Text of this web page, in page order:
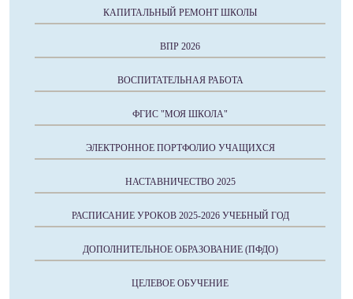
КАПИТАЛЬНЫЙ РЕМОНТ ШКОЛЫ
ВПР 2026
ВОСПИТАТЕЛЬНАЯ РАБОТА
ФГИС "МОЯ ШКОЛА"
ЭЛЕКТРОННОЕ ПОРТФОЛИО УЧАЩИХСЯ
НАСТАВНИЧЕСТВО 2025
РАСПИСАНИЕ УРОКОВ 2025-2026 УЧЕБНЫЙ ГОД
ДОПОЛНИТЕЛЬНОЕ ОБРАЗОВАНИЕ (ПФДО)
ЦЕЛЕВОЕ ОБУЧЕНИЕ